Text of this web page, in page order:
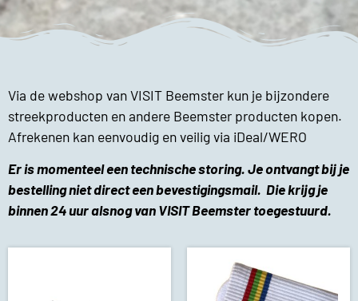
Via de webshop van VISIT Beemster kun je bijzondere
streekproducten en andere Beemster producten kopen.
Afrekenen kan eenvoudig en veilig via iDeal/WERO
Er is momenteel een technische storing. Je ontvangt bij je
bestelling niet direct een bevestigingsmail. Die krijg je
binnen 24 uur alsnog van VISIT Beemster toegestuurd.